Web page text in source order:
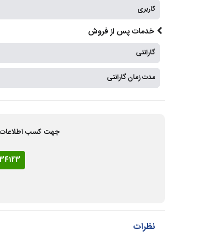
کاربری
خدمات پس از فروش
گارانتی
مدت زمان گارانتی
جهت کسب اطلاعات
نظرات